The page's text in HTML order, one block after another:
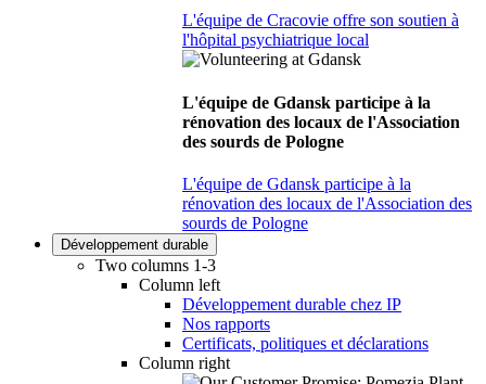
L'équipe de Cracovie offre son soutien à
l'hôpital psychiatrique local
L'équipe de Gdansk participe à la
rénovation des locaux de l'Association
des sourds de Pologne
L'équipe de Gdansk participe à la
rénovation des locaux de l'Association des
sourds de Pologne
Développement durable
Two columns 1-3
Column left
Développement durable chez IP
Nos rapports
Certificats, politiques et déclarations
Column right